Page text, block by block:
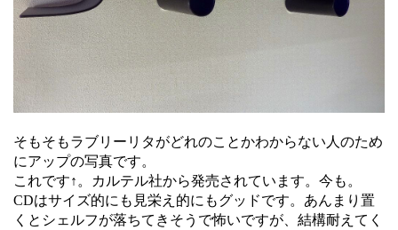
そもそもラブリーリタがどれのことかわからない人のため
にアップの写真です。
これです↑。カルテル社から発売されています。今も。
CDはサイズ的にも見栄え的にもグッドです。あんまり置
くとシェルフが落ちてきそうで怖いですが、結構耐えてく